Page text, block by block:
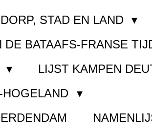
STAD EN LAND
DE BATAAFS-FRANSE
LIJST KAMPEN